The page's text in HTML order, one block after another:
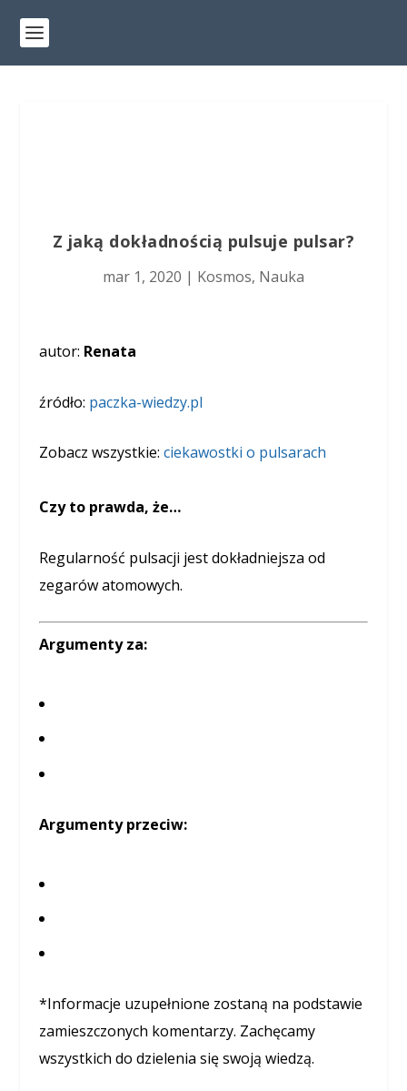
Z jaką dokładnością pulsuje pulsar?
mar 1, 2020 | Kosmos, Nauka
autor: Renata
źródło: paczka-wiedzy.pl
Zobacz wszystkie: ciekawostki o pulsarach
Czy to prawda, że…
Regularność pulsacji jest dokładniejsza od
zegarów atomowych.
Argumenty za:
Argumenty przeciw:
*Informacje uzupełnione zostaną na podstawie
zamieszczonych komentarzy. Zachęcamy
wszystkich do dzielenia się swoją wiedzą.